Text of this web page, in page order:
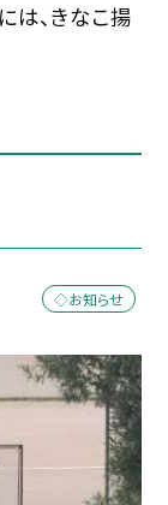
は、きなこ揚
◇お知らせ